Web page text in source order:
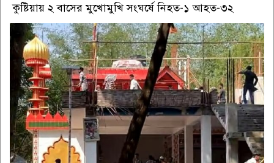
কুষ্টিয়ায় ২ বাসের মুখোমুখি সংঘর্ষে নিহত-১ আহত-৩২